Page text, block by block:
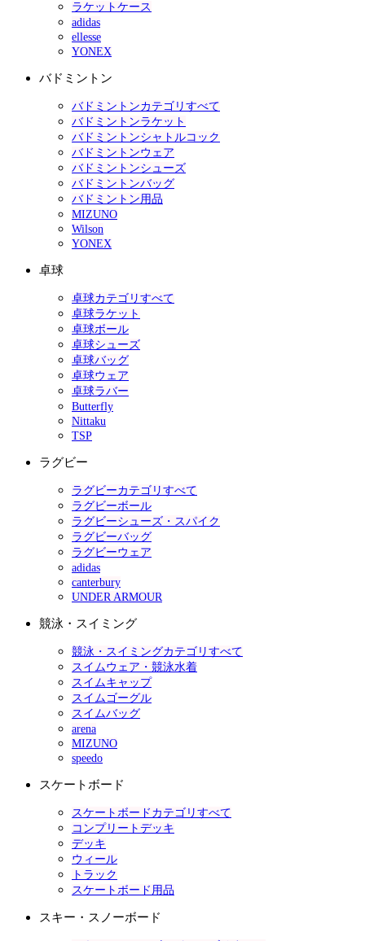
ラケットケース
adidas
ellesse
YONEX
バドミントン
バドミントンカテゴリすべて
バドミントンラケット
バドミントンシャトルコック
バドミントンウェア
バドミントンシューズ
バドミントンバッグ
バドミントン用品
MIZUNO
Wilson
YONEX
卓球
卓球カテゴリすべて
卓球ラケット
卓球ボール
卓球シューズ
卓球バッグ
卓球ウェア
卓球ラバー
Butterfly
Nittaku
TSP
ラグビー
ラグビーカテゴリすべて
ラグビーボール
ラグビーシューズ・スパイク
ラグビーバッグ
ラグビーウェア
adidas
canterbury
UNDER ARMOUR
競泳・スイミング
競泳・スイミングカテゴリすべて
スイムウェア・競泳水着
スイムキャップ
スイムゴーグル
スイムバッグ
arena
MIZUNO
speedo
スケートボード
スケートボードカテゴリすべて
コンプリートデッキ
デッキ
ウィール
トラック
スケートボード用品
スキー・スノーボード